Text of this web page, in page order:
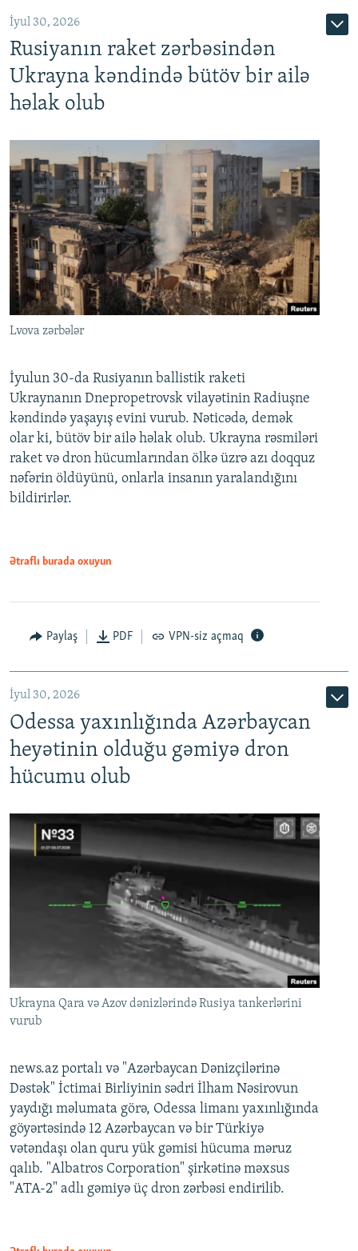
İyul 30, 2026
Rusiyanın raket zərbəsindən
Ukrayna kəndində bütöv bir ailə
həlak olub
Lvova zərbələr
İyulun 30-da Rusiyanın ballistik raketi
Ukraynanın Dnepropetrovsk vilayətinin Radiuşne
kəndində yaşayış evini vurub. Nəticədə, demək
olar ki, bütöv bir ailə həlak olub. Ukrayna rəsmiləri
raket və dron hücumlarından ölkə üzrə azı doqquz
nəfərin öldüyünü, onlarla insanın yaralandığını
bildirirlər.
Ətraflı burada oxuyun
Paylaş PDF VPN-siz açmaq
İyul 30, 2026
Odessa yaxınlığında Azərbaycan
heyətinin olduğu gəmiyə dron
hücumu olub
Ukrayna Qara və Azov dənizlərində Rusiya tankerlərini
vurub
news.az portalı və "Azərbaycan Dənizçilərinə
Dəstək" İctimai Birliyinin sədri İlham Nəsirovun
yaydığı məlumata görə, Odessa limanı yaxınlığında
göyərtəsində 12 Azərbaycan və bir Türkiyə
vətəndaşı olan quru yük gəmisi hücuma məruz
qalıb. "Albatros Corporation" şirkətinə məxsus
"ATA-2" adlı gəmiyə üç dron zərbəsi endirilib.